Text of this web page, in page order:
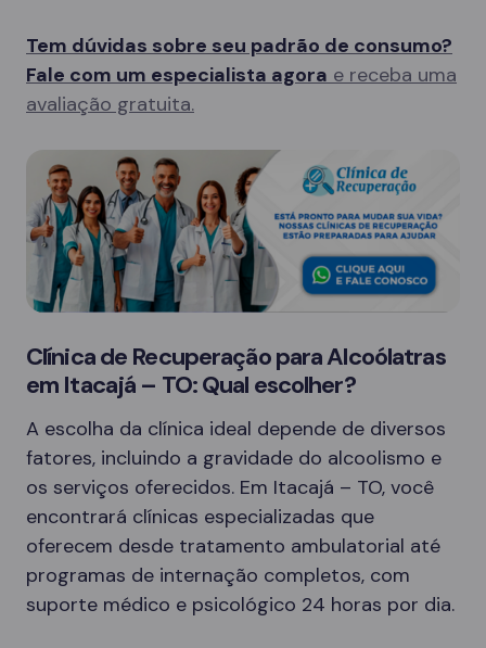
Tem dúvidas sobre seu padrão de consumo?
Fale com um especialista agora e receba uma
avaliação gratuita.
Clínica de Recuperação para Alcoólatras
em Itacajá – TO: Qual escolher?
A escolha da clínica ideal depende de diversos
fatores, incluindo a gravidade do alcoolismo e
os serviços oferecidos. Em Itacajá – TO, você
encontrará clínicas especializadas que
oferecem desde tratamento ambulatorial até
programas de internação completos, com
suporte médico e psicológico 24 horas por dia.